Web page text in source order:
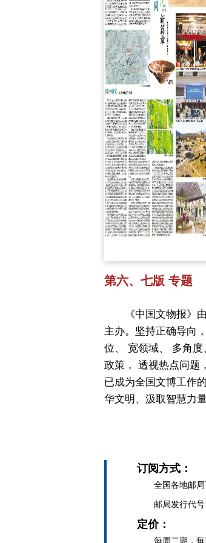
第六、七版 专题
《中国文物报》由
主办。坚持正确导向
位、 宽领域、 多角
政策， 透视热点问题
已成为全国文博工作
华文明、汲取智慧力
订阅方式：
全国各地邮局
邮局发行代号1-
定价：
每周二期，每